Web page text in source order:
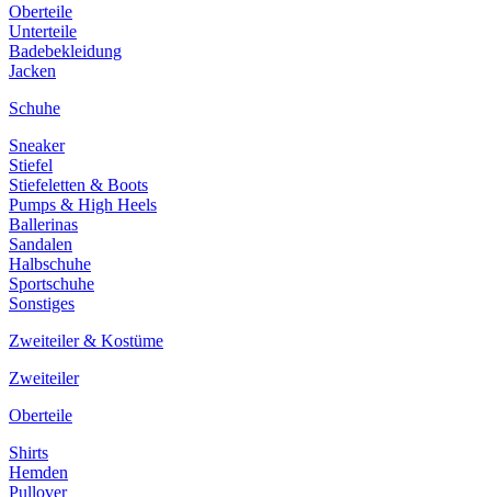
Oberteile
Unterteile
Badebekleidung
Jacken
Schuhe
Sneaker
Stiefel
Stiefeletten & Boots
Pumps & High Heels
Ballerinas
Sandalen
Halbschuhe
Sportschuhe
Sonstiges
Zweiteiler & Kostüme
Zweiteiler
Oberteile
Shirts
Hemden
Pullover